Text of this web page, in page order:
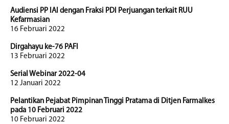
Audiensi PP IAI dengan Fraksi PDI Perjuangan terkait RUU
Kefarmasian
16 Februari 2022
Dirgahayu ke-76 PAFI
13 Februari 2022
Serial Webinar 2022-04
12 Januari 2022
Pelantikan Pejabat Pimpinan Tinggi Pratama di Ditjen Farmalkes
pada 10 Februari 2022
10 Februari 2022